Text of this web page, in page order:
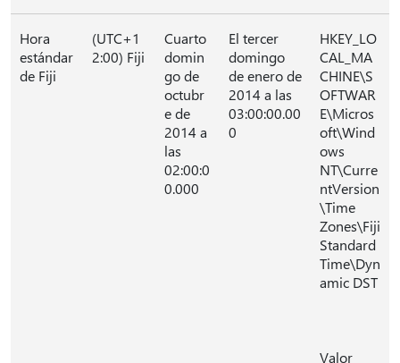
Hora
estándar
de Fiji
(UTC+1
2:00) Fiji
Cuarto
domin
go de
octubr
e de
2014 a
las
02:00:0
0.000
El tercer
domingo
de enero de
2014 a las
03:00:00.00
0
HKEY_LO
CAL_MA
CHINE\S
OFTWAR
E\Micros
oft\Wind
ows
NT\Curre
ntVersion
\Time
Zones\Fiji
Standard
Time\Dyn
amic DST
Valor